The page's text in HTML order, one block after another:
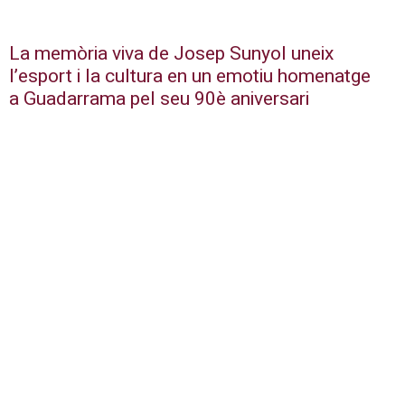
La memòria viva de Josep Sunyol uneix
l’esport i la cultura en un emotiu homenatge
a Guadarrama pel seu 90è aniversari